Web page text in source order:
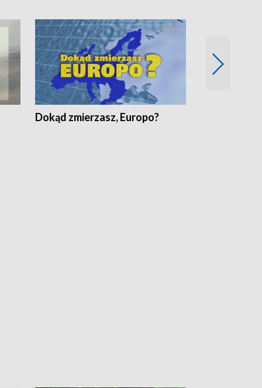
Dokąd zmierzasz, Europo?